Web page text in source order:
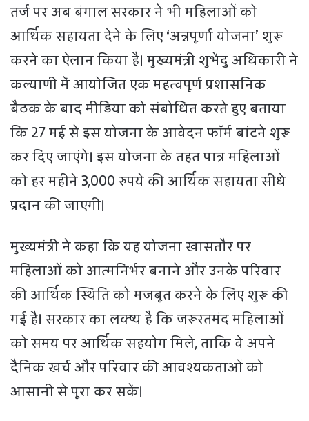
तर्ज पर अब बंगाल सरकार ने भी महिलाओं को
आर्थिक सहायता देने के लिए ‘अन्नपूर्णा योजना’ शुरू
करने का ऐलान किया है। मुख्यमंत्री शुभेंदु अधिकारी ने
कल्याणी में आयोजित एक महत्वपूर्ण प्रशासनिक
बैठक के बाद मीडिया को संबोधित करते हुए बताया
कि 27 मई से इस योजना के आवेदन फॉर्म बांटने शुरू
कर दिए जाएंगे। इस योजना के तहत पात्र महिलाओं
को हर महीने 3,000 रुपये की आर्थिक सहायता सीधे
प्रदान की जाएगी।
मुख्यमंत्री ने कहा कि यह योजना खासतौर पर
महिलाओं को आत्मनिर्भर बनाने और उनके परिवार
की आर्थिक स्थिति को मजबूत करने के लिए शुरू की
गई है। सरकार का लक्ष्य है कि जरूरतमंद महिलाओं
को समय पर आर्थिक सहयोग मिले, ताकि वे अपने
दैनिक खर्च और परिवार की आवश्यकताओं को
आसानी से पूरा कर सकें।